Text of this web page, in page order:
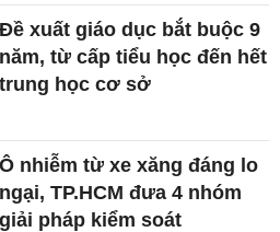
Đề xuất giáo dục bắt buộc 9
năm, từ cấp tiểu học đến hết
trung học cơ sở
Ô nhiễm từ xe xăng đáng lo
ngại, TP.HCM đưa 4 nhóm
giải pháp kiểm soát